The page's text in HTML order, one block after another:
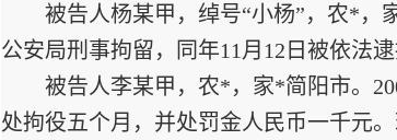
被告人杨某甲，绰号“小杨”，农*，
公安局刑事拘留，同年11月12日被依法
被告人李某甲，农*，家*简阳市。
处拘役五个月，并处罚金人民币一千元